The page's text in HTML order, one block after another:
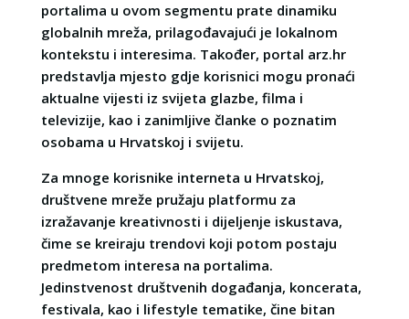
portalima u ovom segmentu prate dinamiku
globalnih mreža, prilagođavajući je lokalnom
kontekstu i interesima. Također, portal arz.hr
predstavlja mjesto gdje korisnici mogu pronaći
aktualne vijesti iz svijeta glazbe, filma i
televizije, kao i zanimljive članke o poznatim
osobama u Hrvatskoj i svijetu.
Za mnoge korisnike interneta u Hrvatskoj,
društvene mreže pružaju platformu za
izražavanje kreativnosti i dijeljenje iskustava,
čime se kreiraju trendovi koji potom postaju
predmetom interesa na portalima.
Jedinstvenost društvenih događanja, koncerata,
festivala, kao i lifestyle tematike, čine bitan